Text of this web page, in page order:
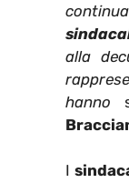
alla
hanno
I